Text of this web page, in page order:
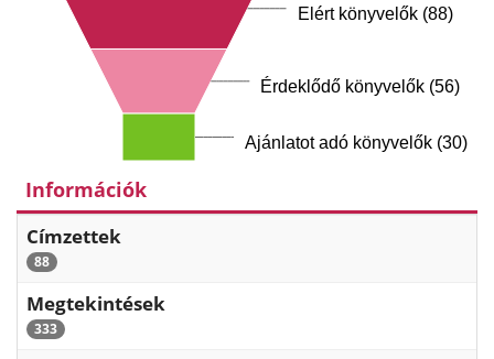
Elért könyvelők (88)
Érdeklődő könyvelők (56)
Ajánlatot adó könyvelők (30)
Információk
Címzettek
88
Megtekintések
333